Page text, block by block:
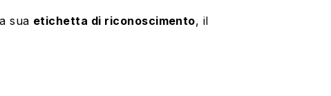
sua etichetta di riconoscimento, il